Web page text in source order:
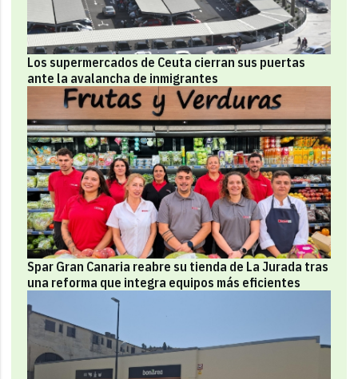
Los supermercados de Ceuta cierran sus puertas
ante la avalancha de inmigrantes
Spar Gran Canaria reabre su tienda de La Jurada tras
una reforma que integra equipos más eficientes